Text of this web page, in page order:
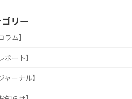
リー
ラム】
ポート】
ャーナル】